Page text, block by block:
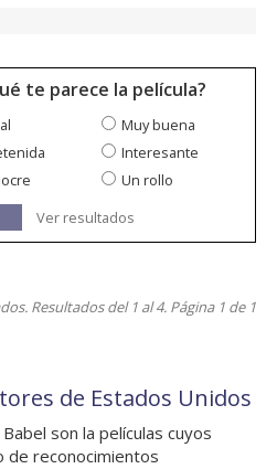
te parece la película?
Muy buena
Interesante
Un rollo
Ver resultados
Resultados del 1 al 4. Página 1 de 1
de Estados Unidos
son la películas cuyos
reconocimientos